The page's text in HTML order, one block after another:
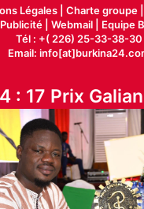
Légales | Charte groupe |
Publicité| Webmail |
Equipe
Tél : +( 226) 25-33-38-30
Email:
: 17 Prix